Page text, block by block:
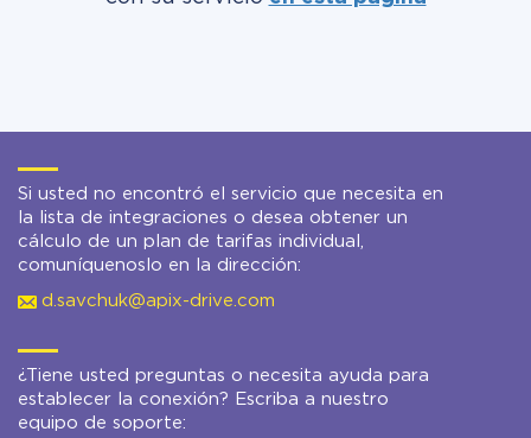
Si usted no encontró el servicio que necesita en
la lista de integraciones o desea obtener un
cálculo de un plan de tarifas individual,
comuníquenoslo en la dirección:
d.savchuk@apix-drive.com
¿Tiene usted preguntas o necesita ayuda para
establecer la conexión? Escriba a nuestro
equipo de soporte: